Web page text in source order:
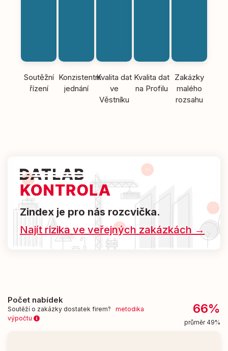
Soutěžní
řízení
Konzistentní
jednání
Kvalita dat
ve
Věstníku
Kvalita dat
na Profilu
Zakázky
malého
rozsahu
Zindex je pro nás rozcvička.
Najít rizika ve veřejných zakázkách →
Počet nabídek
Soutěží o zakázky dostatek firem? metodika
výpočtu
66%
průměr 49%